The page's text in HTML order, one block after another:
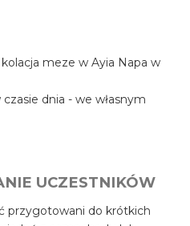
meze w Ayia Napa w
dnia - we własnym
UCZESTNIKÓW
przygotowani do krótkich